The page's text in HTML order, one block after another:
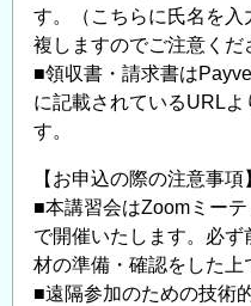
す。（こちらに氏名を
複しますのでご注意くだ
■領収書・請求書は
に記載されているURLよ
す。
【お申込の際の注意事項
■本講習会はZoomミー
で開催いたします。必
材の準備・確認をした上
■遠隔参加のための技術